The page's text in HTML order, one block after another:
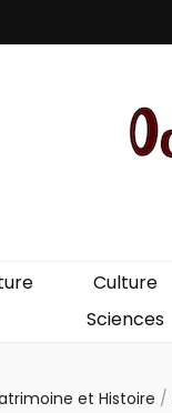
Culture
Sciences
et Histoire /